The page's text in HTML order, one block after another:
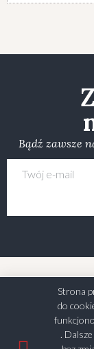
Bądź zawsze
Strona
do
.